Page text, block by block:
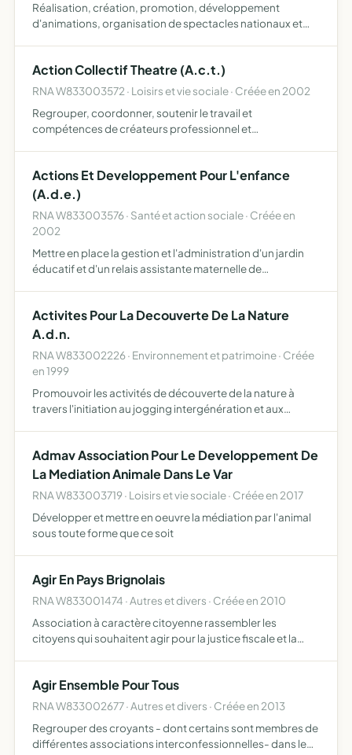
Réalisation, création, promotion, développement
d'animations, organisation de spectacles nationaux et
Action Collectif Theatre (A.c.t.)
RNA W833003572 · Loisirs et vie sociale · Créée en 2002
Regrouper, coordonner, soutenir le travail et
compétences de créateurs professionnel et
divers secteurs culturels…
Actions Et Developpement Pour L'enfance
(A.d.e.)
RNA W833003576 · Santé et action sociale · Créée en
2002
Mettre en place la gestion et l'administration d'un jardin
éducatif et d'un relais assistante maternelle de
Activites Pour La Decouverte De La Nature
A.d.n.
RNA W833002226 · Environnement et patrimoine · Créée
en 1999
Promouvoir les activités de découverte de la nature à
travers l'initiation au jogging intergénération et aux
Admav Association Pour Le Developpement De
La Mediation Animale Dans Le Var
RNA W833003719 · Loisirs et vie sociale · Créée en 2017
Développer et mettre en oeuvre la médiation par l'animal
sous toute forme que ce soit
Agir En Pays Brignolais
RNA W833001474 · Autres et divers · Créée en 2010
Association à caractère citoyenne rassembler les
citoyens qui souhaitent agir pour la justice fiscale et la
Brignoles,…
Agir Ensemble Pour Tous
RNA W833002677 · Autres et divers · Créée en 2013
Regrouper des croyants - dont certains sont membres de
différentes associations interconfessionnelles- dans le